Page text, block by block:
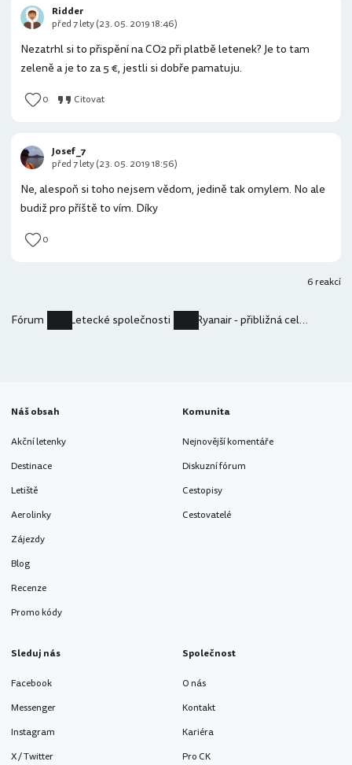
Nezatrhl si to přispění na CO2 při platbě letenek? Je to tam
zeleně a je to za 5 €, jestli si dobře pamatuju.
0 Citovat
Ridder
před 7 lety (23. 05. 2019 18:46)
Ne, alespoň si toho nejsem vědom, jedině tak omylem. No ale
budiž pro příště to vím. Díky
0
Josef _7
před 7 lety (23. 05. 2019 18:56)
6 reakcí
Fórum Letecké společnosti Ryanair - přibližná celková cena letenky
Náš obsah
Akční letenky
Destinace
Letiště
Aerolinky
Zájezdy
Blog
Recenze
Promo kódy
Komunita
Nejnovější komentáře
Diskuzní fórum
Cestopisy
Cestovatelé
Sleduj nás
Facebook
Messenger
Instagram
X / Twitter
Společnost
O nás
Kontakt
Kariéra
Pro CK